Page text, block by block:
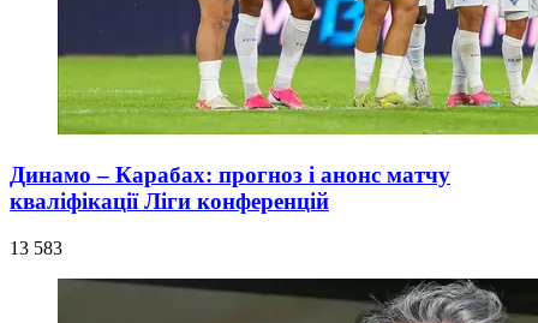
Динамо – Карабах: прогноз і анонс матчу
кваліфікації Ліги конференцій
13 583